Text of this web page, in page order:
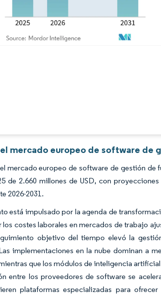
mercado europeo de software de
mercado europeo de software de gestión de
de 2.660 millones de USD, con
2026-2031.
está impulsado por la agenda de
costes laborales en mercados de trabajo
objetivo del tiempo elevó la
implementaciones en la nube dominan a
que los módulos de inteligencia
entre los proveedores de software se
plataformas especializadas para